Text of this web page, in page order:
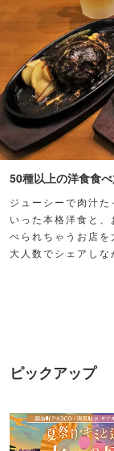
50種以上の洋食食
ジューシーで肉汁
いった本格洋食と
べられちゃうお店を
大人数でシェアし
ピックアップ